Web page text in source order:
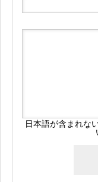
日本語が含まれな